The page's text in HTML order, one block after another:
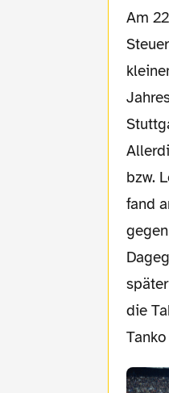
Am 22.03.1995 bekam Andreas Möller Besuch von der Steuerfahnung. Angeblich hat er
bzw.
fand
die